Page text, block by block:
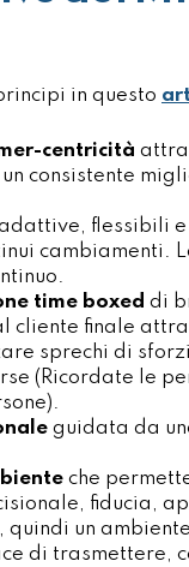
in questo
centricità
consistente
flessibili
cambiamenti.
time boxed di
cliente finale
sprechi di
(Ricordate le
guidata da
che
fiducia,
un
di trasmettere,